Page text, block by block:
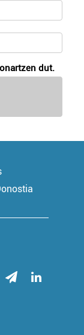
cookie-
eta
hori
Gehiago
dut.